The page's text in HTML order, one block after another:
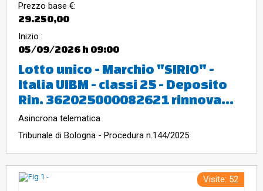
Prezzo base €:
29.250,00
Inizio :
05/09/2026 h 09:00
Lotto unico - Marchio "SIRIO" -
Italia UIBM - classi 25 - Deposito
Rin. 362025000082621 rinnova...
Asincrona telematica
Tribunale di Bologna - Procedura n.144/2025
Visite: 52